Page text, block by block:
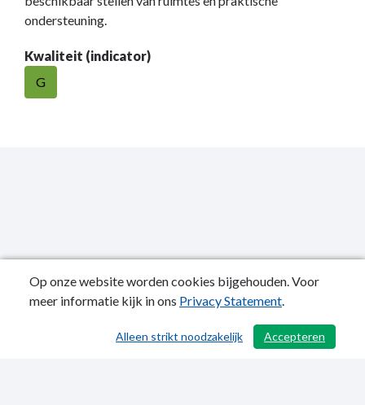
ondersteuning.
Kwaliteit (indicator)
G
/ 503
Publicatiedatum: 07-07-2022
Op onze website worden cookies bijgehouden. Voor
meer informatie kijk in ons Privacy Statement.
Accepteren
Alleen strikt noodzakelijk